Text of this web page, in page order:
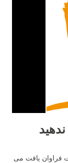
فراوان یافت می